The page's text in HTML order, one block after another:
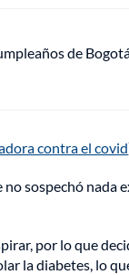
de
contra el covid
sospechó nada
por lo que
la diabetes, lo